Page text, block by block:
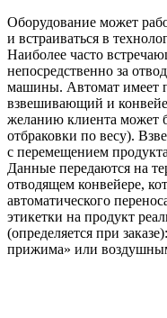
Оборудование может
и встраиваться в
Наиболее часто
непосредственно за
машины. Автомат имеет
взвешивающий и
желанию клиента может
отбраковки по весу).
с перемещением
Данные передаются на
отводящем конвейере,
автоматического
этикетки на продукт
(определяется при
прижима» или